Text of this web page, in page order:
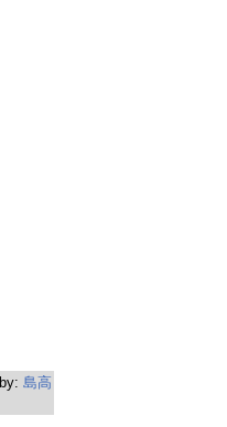
by: 島高